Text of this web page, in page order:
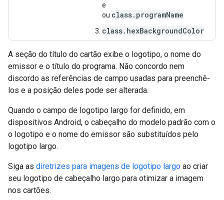
e
ou class.programName
class.hexBackgroundColor
A seção do título do cartão exibe o logotipo, o nome do
emissor e o título do programa. Não concordo nem
discordo as referências de campo usadas para preenchê-
los e a posição deles pode ser alterada.
Quando o campo de logotipo largo for definido, em
dispositivos Android, o cabeçalho do modelo padrão com o
o logotipo e o nome do emissor são substituídos pelo
logotipo largo.
Siga as diretrizes para imagens de logotipo largo ao criar
seu logotipo de cabeçalho largo para otimizar a imagem
nos cartões.